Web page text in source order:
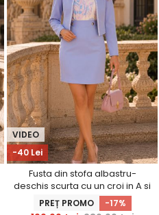
-40 Lei
VIDEO
Fusta din stofa albastru-
deschis scurta cu un croi in A si
nasturi aurii decorativi -
StarShinerS
PREȚ PROMO -17%